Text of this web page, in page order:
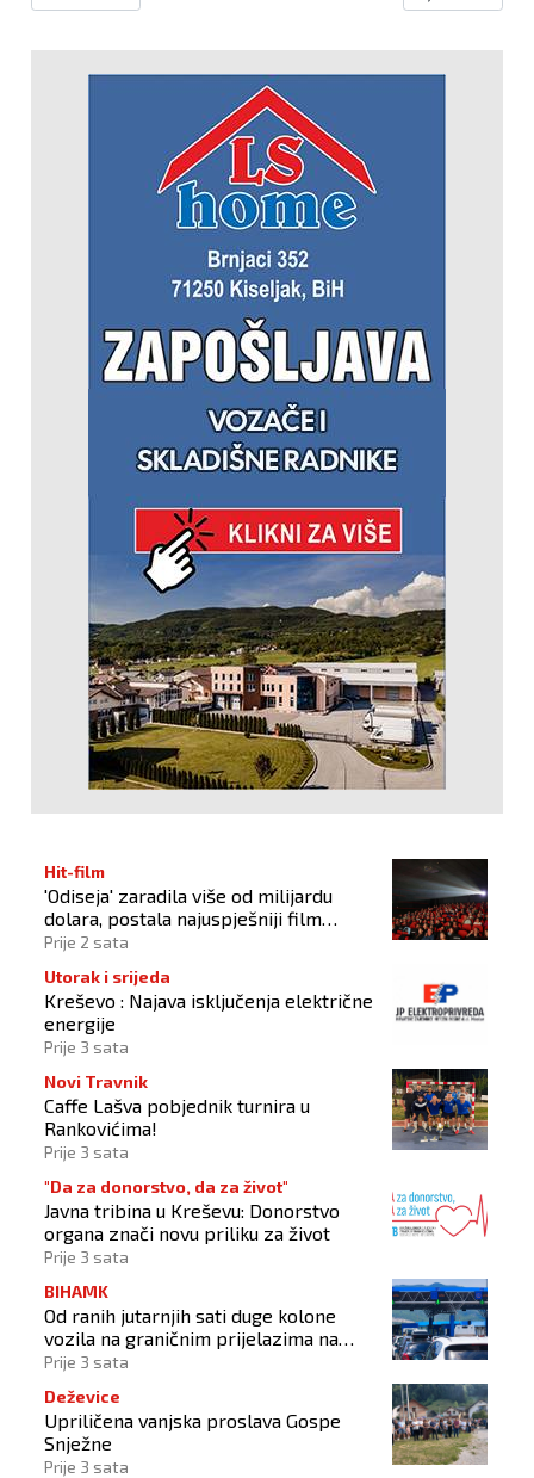
Hit-film
'Odiseja' zaradila više od milijardu
dolara, postala najuspješniji film
Christophera Nolana
Prije 2 sata
Utorak i srijeda
Kreševo : Najava isključenja električne
energije
Prije 3 sata
Novi Travnik
Caffe Lašva pobjednik turnira u
Rankovićima!
Prije 3 sata
"Da za donorstvo, da za život"
Javna tribina u Kreševu: Donorstvo
organa znači novu priliku za život
Prije 3 sata
BIHAMK
Od ranih jutarnjih sati duge kolone
vozila na graničnim prijelazima na
izlazu iz BiH
Prije 3 sata
Deževice
Upriličena vanjska proslava Gospe
Snježne
Prije 3 sata